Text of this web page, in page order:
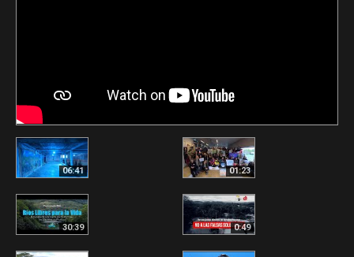
06:41 01:23
30:39 0:49